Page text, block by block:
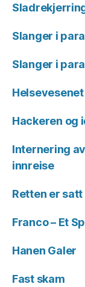
Slanger i
Slanger i
Hackeren og
Internering
innreise
Retten er satt
Franco – Et
Hanen Galer
Fast skam